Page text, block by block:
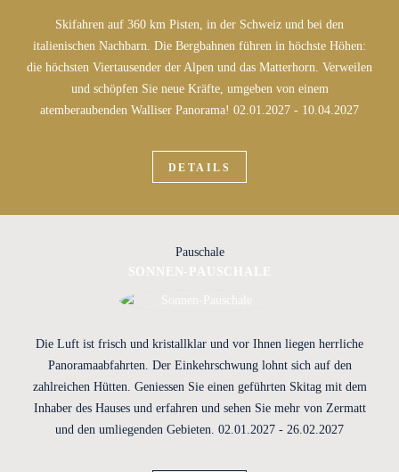
Geniessen
Sie
einen
unvergesslichen
Skitag
Skifahren auf 360 km Pisten, in der Schweiz und bei den
italienischen Nachbarn. Die Bergbahnen führen in höchste Höhen:
die höchsten Viertausender der Alpen und das Matterhorn. Verweilen
und schöpfen Sie neue Kräfte, umgeben von einem
atemberaubenden Walliser Panorama! 02.01.2027 - 10.04.2027
DETAILS
Pauschale
Geniessen
Sie
einen
geführten
Skitag
Die Luft ist frisch und kristallklar und vor Ihnen liegen herrliche
Panoramaabfahrten. Der Einkehrschwung lohnt sich auf den
zahlreichen Hütten. Geniessen Sie einen geführten Skitag mit dem
Inhaber des Hauses und erfahren und sehen Sie mehr von Zermatt
und den umliegenden Gebieten. 02.01.2027 - 26.02.2027